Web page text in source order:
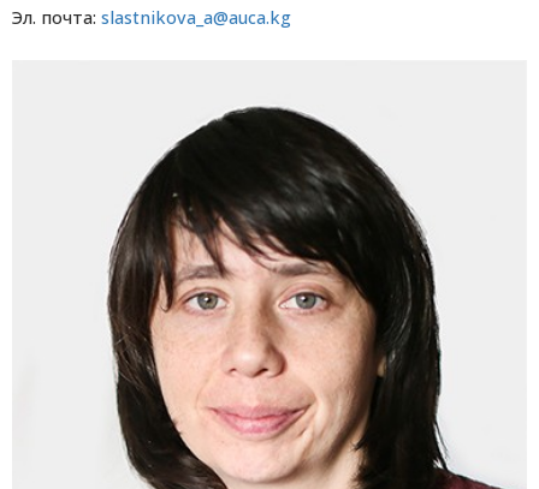
Эл. почта: slastnikova_a@auca.kg